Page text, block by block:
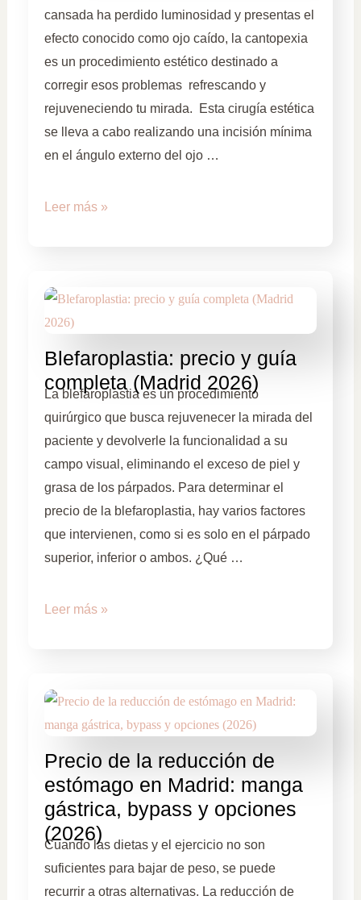
cansada ha perdido luminosidad y presentas el
efecto conocido como ojo caído, la cantopexia
es un procedimiento estético destinado a
corregir esos problemas refrescando y
rejuveneciendo tu mirada. Esta cirugía estética
se lleva a cabo realizando una incisión mínima
en el ángulo externo del ojo …
Leer más »
Blefaroplastia: precio y guía
completa (Madrid 2026)
La blefaroplastia es un procedimiento
quirúrgico que busca rejuvenecer la mirada del
paciente y devolverle la funcionalidad a su
campo visual, eliminando el exceso de piel y
grasa de los párpados. Para determinar el
precio de la blefaroplastia, hay varios factores
que intervienen, como si es solo en el párpado
superior, inferior o ambos. ¿Qué …
Leer más »
Precio de la reducción de
estómago en Madrid: manga
gástrica, bypass y opciones
(2026)
Cuando las dietas y el ejercicio no son
suficientes para bajar de peso, se puede
recurrir a otras alternativas. La reducción de